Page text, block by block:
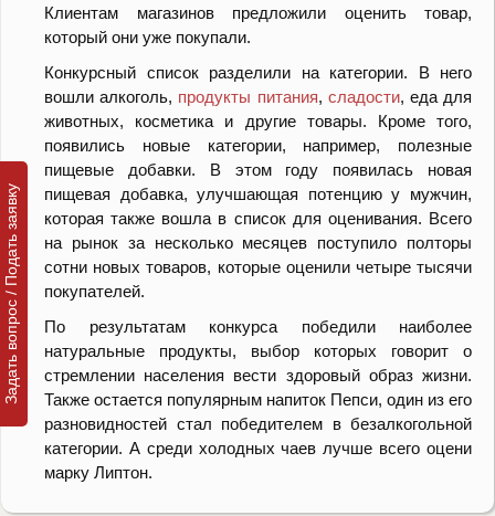
Клиентам магазинов предложили оценить товар,
который они уже покупали.
Конкурсный список разделили на категории. В него
вошли алкоголь, продукты питания, сладости, еда для
животных, косметика и другие товары. Кроме того,
появились новые категории, например, полезные
пищевые добавки. В этом году появилась новая
пищевая добавка, улучшающая потенцию у мужчин,
которая также вошла в список для оценивания. Всего
на рынок за несколько месяцев поступило полторы
сотни новых товаров, которые оценили четыре тысячи
покупателей.
По результатам конкурса победили наиболее
натуральные продукты, выбор которых говорит о
стремлении населения вести здоровый образ жизни.
Также остается популярным напиток Пепси, один из его
разновидностей стал победителем в безалкогольной
категории. А среди холодных чаев лучше всего оцени
марку Липтон.
Задать вопрос / Подать заявку